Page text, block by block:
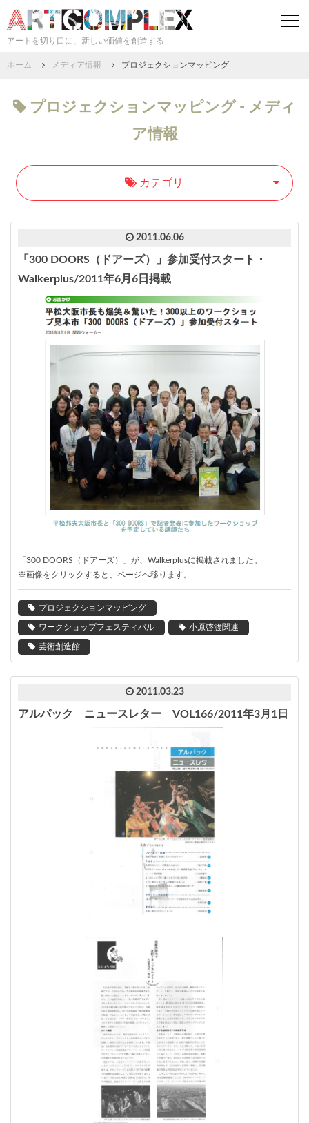
アートを切り口に、新しい価値を創造する
ホーム メディア情報 プロジェクションマッピング
プロジェクションマッピング - メディ
ア情報
カテゴリ
2011.06.06
「300 DOORS（ドアーズ）」参加受付スタート・
Walkerplus/2011年6月6日掲載
「300 DOORS（ドアーズ）」が、Walkerplusに掲載されました。
※画像をクリックすると、ページへ移ります。
プロジェクションマッピング
ワークショップフェスティバル 小原啓渡関連
芸術創造館
2011.03.23
アルパック ニュースレター VOL166/2011年3月1日